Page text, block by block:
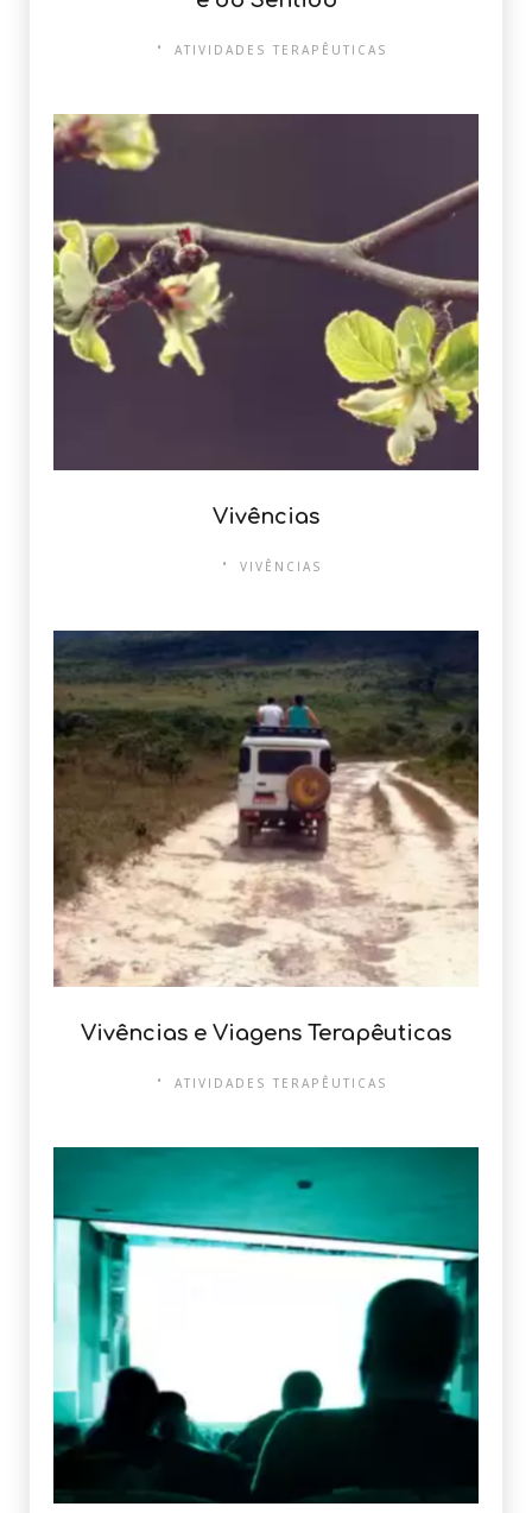
ATIVIDADES TERAPÊUTICAS
Vivências
VIVÊNCIAS
Vivências e Viagens Terapêuticas
ATIVIDADES TERAPÊUTICAS